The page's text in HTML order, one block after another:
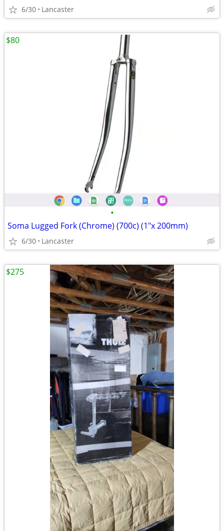
6/30 Lancaster
•
Soma Lugged Fork (Chrome) (700c) (1"x 200mm)
6/30 Lancaster
$80
$275